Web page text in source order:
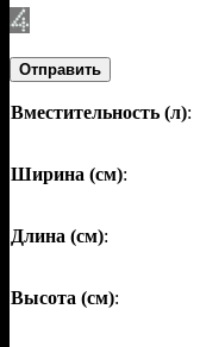
Отправить
Вместительность (л):
Ширина (см):
Длина (см):
Высота (см):